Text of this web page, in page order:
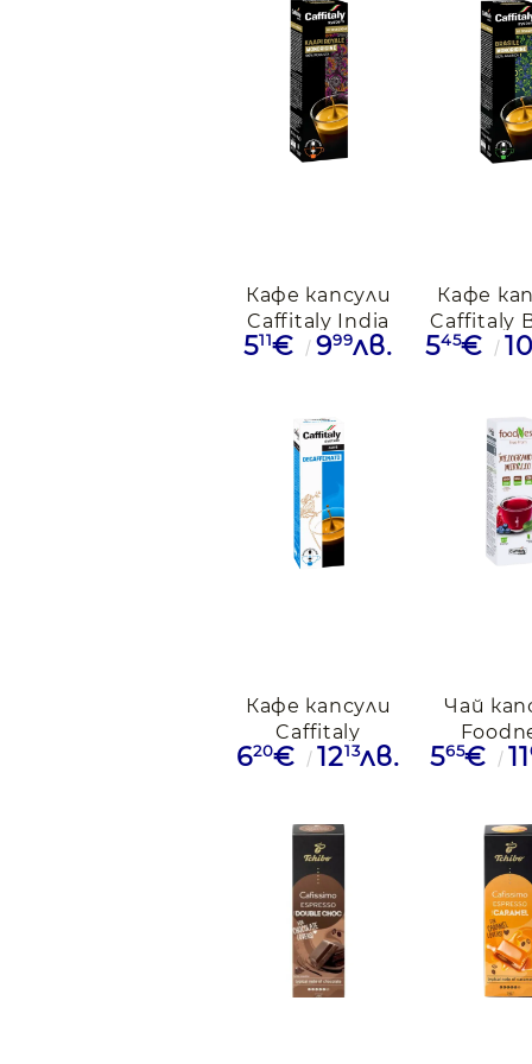
Кафе капсули
Caffitaly India
Monorogine,
511€ 999лв.
Кафе
Caffitaly
545€ 10
Кафе капсули
Caffitaly
Decaffeinato,
620€ 1213лв.
Чай
565€ 11